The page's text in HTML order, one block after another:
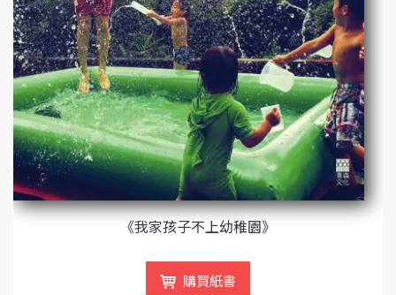
《我家孩子不上幼稚園》
購買紙書